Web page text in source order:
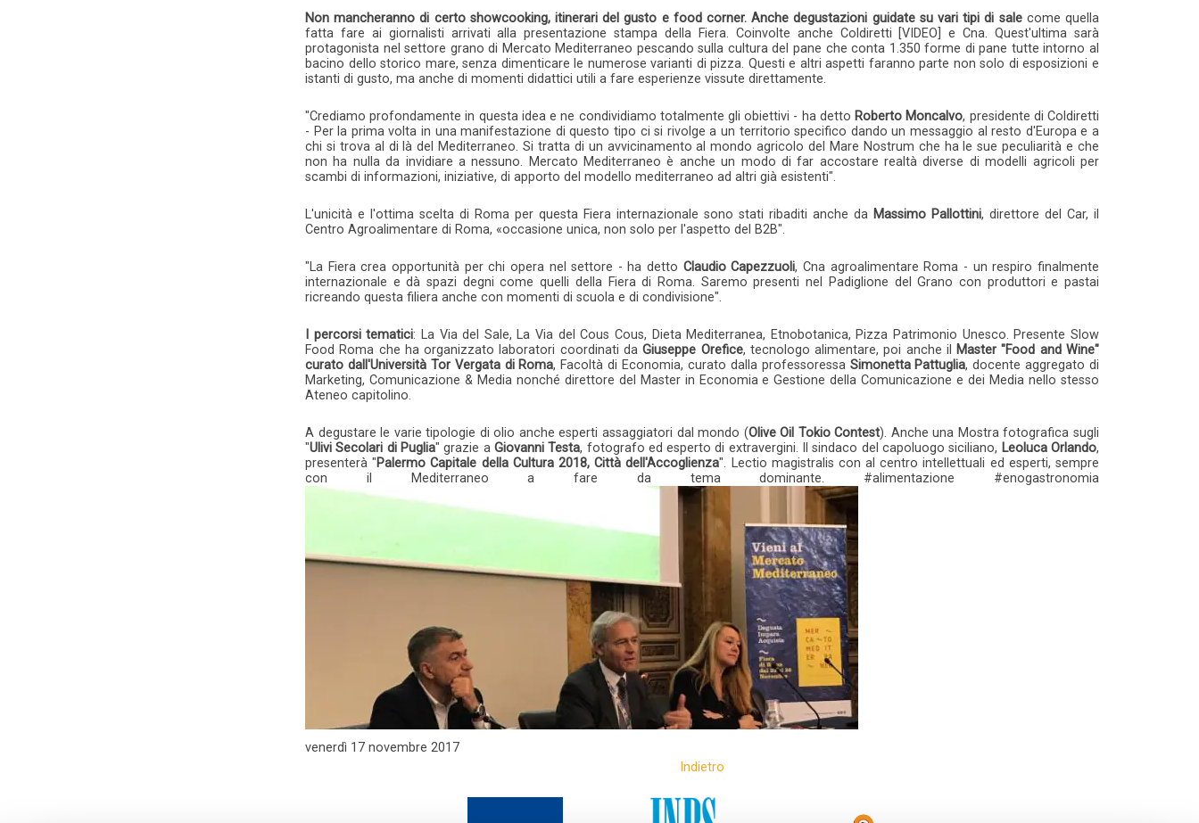
Non mancheranno di certo showcooking, itinerari del gusto e food corner. Anche degustazioni guidate su vari tipi di salecome quella
fatta fare ai giornalisti arrivati alla presentazione stampa della Fiera. Coinvolte anche Coldiretti [VIDEO] e Cna. Quest'ultima sarà
protagonista nel settore grano di Mercato Mediterraneo pescando sulla cultura del pane che conta 1.350 forme di pane tutte intorno al
bacino dello storico mare, senza dimenticare le numerose varianti di pizza. Questi e altri aspetti faranno parte non solo di esposizioni e
istanti di gusto, ma anche di momenti didattici utili a fare esperienze vissute direttamente.
"Crediamo profondamente in questa idea e ne condividiamo totalmente gli obiettivi - ha detto Roberto Moncalvo, presidente di Coldiretti
- Per la prima volta in una manifestazione di questo tipo ci si rivolge a un territorio specifico dando un messaggio al resto d'Europa e a
chi si trova al di là del Mediterraneo. Si tratta di un avvicinamento al mondo agricolo del Mare Nostrum che ha le sue peculiarità e che
non ha nulla da invidiare a nessuno. Mercato Mediterraneo è anche un modo di far accostare realtà diverse di modelli agricoli per
scambi di informazioni, iniziative, di apporto del modello mediterraneo ad altri già esistenti".
L'unicità e l'ottima scelta di Roma per questa Fiera internazionale sono stati ribaditi anche da Massimo Pallottini, direttore del Car, il
Centro Agroalimentare di Roma, «occasione unica, non solo per l'aspetto del B2B".
"La Fiera crea opportunità per chi opera nel settore - ha detto Claudio Capezzuoli, Cna agroalimentare Roma - un respiro finalmente
internazionale e dà spazi degni come quelli della Fiera di Roma. Saremo presenti nel Padiglione del Grano con produttori e pastai
ricreando questa filiera anche con momenti di scuola e di condivisione".
I percorsi tematici: La Via del Sale, La Via del Cous Cous, Dieta Mediterranea, Etnobotanica, Pizza Patrimonio Unesco. Presente Slow
Food Roma che ha organizzato laboratori coordinati daGiuseppe Orefice, tecnologo alimentare, poi anche il
Master "Food and Wine"
curato dall'Università Tor Vergata di Roma, Facoltà di Economia, curato dalla professoressa Simonetta Pattuglia, docente aggregato di
Marketing, Comunicazione & Media nonché direttore del Master in Economia e Gestione della Comunicazione e dei Media nello stesso
Ateneo capitolino.
A degustare le varie tipologie di olio anche esperti assaggiatori dal mondo (Olive Oil Tokio Contest). Anche una Mostra fotografica sugli
"Ulivi Secolari di Puglia" grazie a Giovanni Testa, fotografo ed esperto di extravergini. Il sindaco del capoluogo siciliano, Leoluca Orlando,
presenterà "Palermo Capitale della Cultura 2018, Città dell'Accoglienza". Lectio magistralis con al centro intellettuali ed esperti, sempre
con il Mediterraneo a fare da tema dominante. #alimentazione #enogastronomia
venerdì 17 novembre 2017
Indietro